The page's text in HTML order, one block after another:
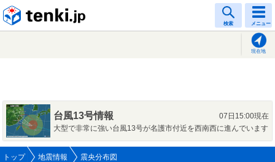
検索 メニュー
現在地
台風13号情報
07日15:00現在
大型で非常に強い台風13号が名護市付近を西南西に進んでいます
トップ 地震情報 震央分布図